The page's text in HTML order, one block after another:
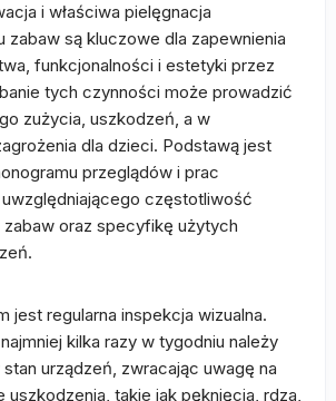
i właściwa pielęgnacja
zabaw są kluczowe dla zapewnienia
funkcjonalności i estetyki przez
tych czynności może prowadzić
zużycia, uszkodzeń, a w
dla dzieci. Podstawą jest
przeglądów i prac
częstotliwość
zabaw oraz specyfikę użytych
jest regularna inspekcja wizualna.
kilka razy w tygodniu należy
urządzeń, zwracając uwagę na
takie jak pęknięcia, rdza,